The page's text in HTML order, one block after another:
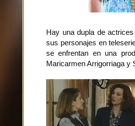
Hay una dupla de
sus personajes en
se enfrentan en una
Maricarmen Arrigorriaga y